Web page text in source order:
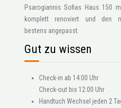
Psarogiannis Sofias Haus 150
komplett renoviert und den
bestens angepasst.
Gut zu wissen
Check-in ab 14:00 Uhr
Check-out bis 12:00 Uhr
Handtuch Wechsel jeden 2